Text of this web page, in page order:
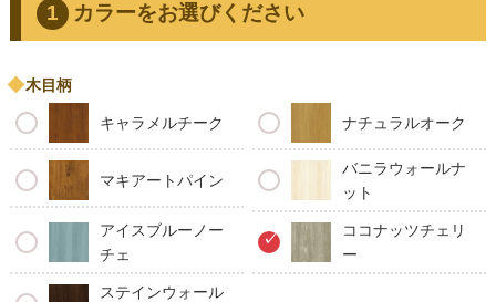
カラーをお選びください
木目柄
キャラメルチーク ナチュラルオーク
マキアートパイン
バニラウォールナ
ット
アイスブルーノー
チェ
ココナッツチェリ
ー
ステインウォール